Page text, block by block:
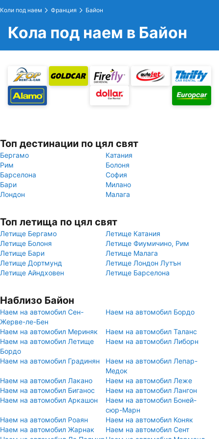
Коли под наем Франция Байон
Кола под наем в Байон
Топ дестинации по цял свят
Бергамо
Катания
Рим
Болоня
Барселона
София
Бари
Милано
Лондон
Малага
Топ летища по цял свят
Летище Бергамо
Летище Катания
Летище Болоня
Летище Фиумичино, Рим
Летище Бари
Летище Малага
Летище Дортмунд
Летище Лондон Лутън
Летище Айндховен
Летище Барселона
Наблизо Байон
Наем на автомобил Сен-
Жерве-ле-Бен
Наем на автомобил Бордо
Наем на автомобил Мериняк
Наем на автомобил Таланс
Наем на автомобил Летище
Бордо
Наем на автомобил Либорн
Наем на автомобил Градинян
Наем на автомобил Лепар-
Медок
Наем на автомобил Лакано
Наем на автомобил Леже
Наем на автомобил Биганос
Наем на автомобил Лангон
Наем на автомобил Аркашон
Наем на автомобил Боней-
сюр-Марн
Наем на автомобил Роаян
Наем на автомобил Коняк
Наем на автомобил Жарнак
Наем на автомобил Сент